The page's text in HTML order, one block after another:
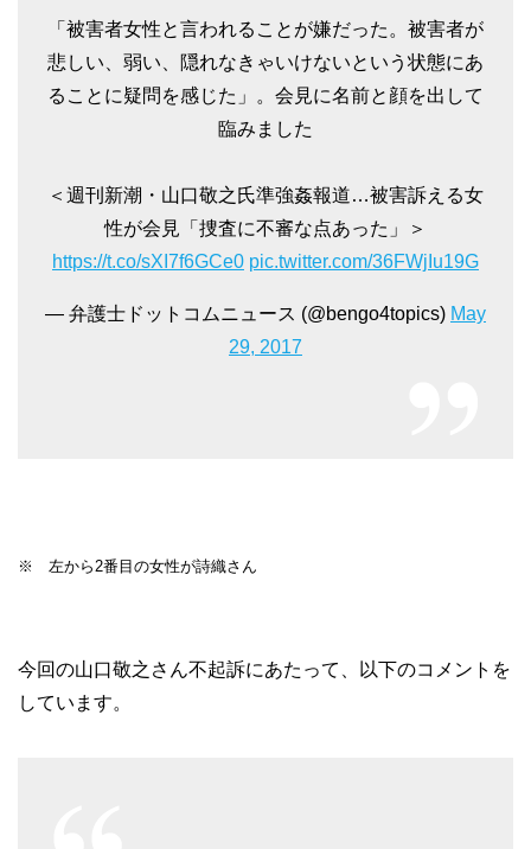
「被害者女性と言われることが嫌だった。被害者が
悲しい、弱い、隠れなきゃいけないという状態にあ
ることに疑問を感じた」。会見に名前と顔を出して
臨みました
＜週刊新潮・山口敬之氏準強姦報道…被害訴える女
性が会見「捜査に不審な点あった」＞
https://t.co/sXI7f6GCe0 pic.twitter.com/36FWjIu19G
— 弁護士ドットコムニュース (@bengo4topics) May
29, 2017
※ 左から2番目の女性が詩織さん
今回の山口敬之さん不起訴にあたって、以下のコメントを
しています。